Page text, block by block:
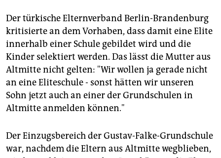
Der türkische Elternverband Berlin-Brandenburg
kritisierte an dem Vorhaben, dass damit eine Elite
innerhalb einer Schule gebildet wird und die
Kinder selektiert werden. Das lässt die Mutter aus
Altmitte nicht gelten: "Wir wollen ja gerade nicht
an eine Eliteschule - sonst hätten wir unseren
Sohn jetzt auch an einer der Grundschulen in
Altmitte anmelden können."
Der Einzugsbereich der Gustav-Falke-Grundschule
war, nachdem die Eltern aus Altmitte wegblieben,